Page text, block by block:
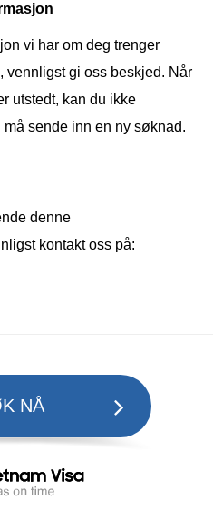
vi har om deg trenger
vennligst gi oss beskjed. Når
utstedt, kan du ikke
sende inn en ny søknad.
denne
kontakt oss på:
NÅ